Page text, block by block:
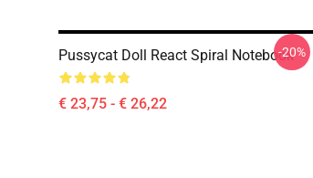
Pussycat Doll React Spiral Notebook
€ 23,75 - € 26,22
-20%